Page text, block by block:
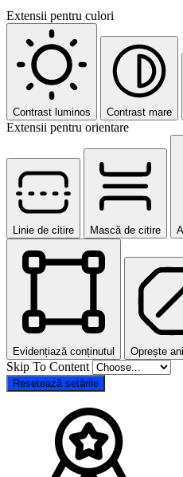
Extensii pentru culori
Contrast luminos Contrast mare
Extensii pentru orientare
Linie de citire Mască de citire
Evidențiază conținutul Oprește
Skip To Content
Resetează setările